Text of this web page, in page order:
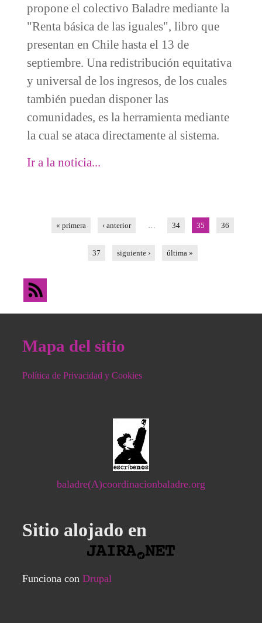
propone el colectivo Baladre mediante la
"Renta básica de las iguales", libro que
presentan en Chile hasta el 13 de
septiembre. Una redistribución equitativa
y universal de los ingresos, de los cuales
también puedan disponer las
comunidades, es la herramienta mediante
la cual se ataca directamente al sistema.
Ir a la noticia...
« primera ‹ anterior … 34 35 36
37 siguiente › última »
Mapa del sitio
Política de Privacidad y Cookies
baladre(A)coordinacionbaladre.org
Sitio alojado en
Funciona con Drupal